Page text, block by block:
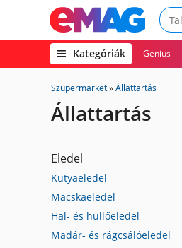
Kategóriák(open
megamenu)
Genius
Szupermarket»Állattartás
Állattartás
Eledel
Kutyaeledel
Macskaeledel
Hal- és hüllőeledel
Madár- és rágcsálóeledel